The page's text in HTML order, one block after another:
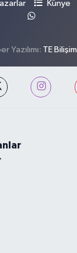
Künye
Yazılımı: TE Bilişim